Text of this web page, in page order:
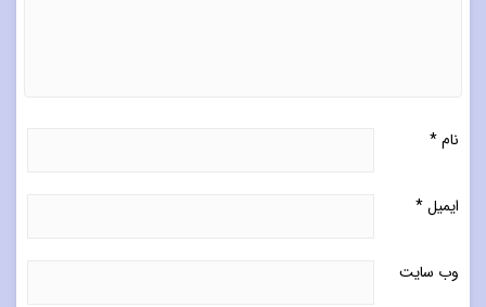
نام*
ایمیل*
وب‌ سایت